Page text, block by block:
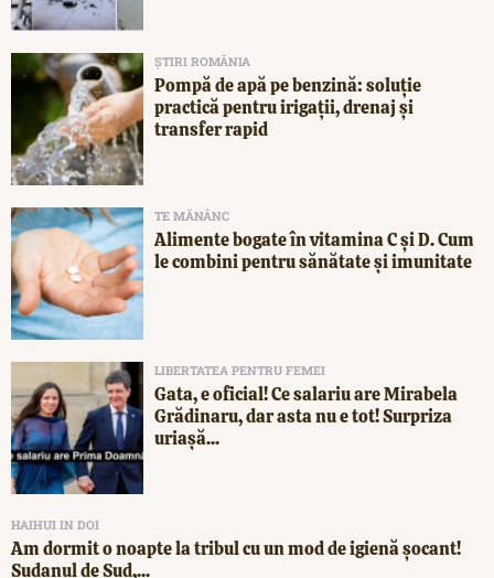
ȘTIRI ROMÂNIA
Pompă de apă pe benzină: soluție
practică pentru irigații, drenaj și
transfer rapid
TE MĂNÂNC
Alimente bogate în vitamina C și D. Cum
le combini pentru sănătate și imunitate
LIBERTATEA PENTRU FEMEI
Gata, e oficial! Ce salariu are Mirabela
Grădinaru, dar asta nu e tot! Surpriza
uriașă...
HAIHUI IN DOI
Am dormit o noapte la tribul cu un mod de igienă șocant!
Sudanul de Sud,...